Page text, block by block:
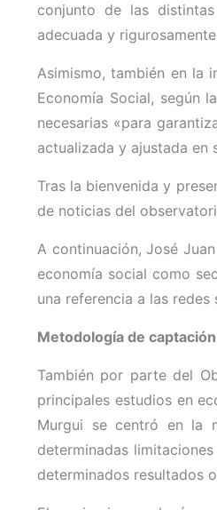
conjunto de las
adecuada y
Asimismo, también en la
Economía Social, según
necesarias «para
actualizada y ajustada en
Tras la bienvenida y
de noticias del
A continuación, José
economía social como
una referencia a las
Metodología de
También por parte del
principales estudios en
Murgui se centró en la
determinadas
determinados resultados